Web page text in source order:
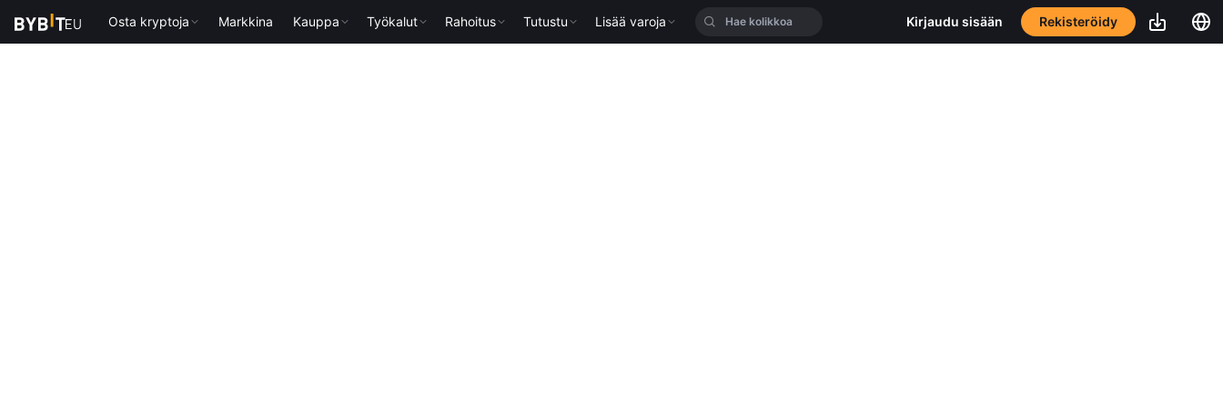
Osta kryptoja Markkina Kauppa Työkalut Rahoitus Tutustu Lisää varoja Kirjaudu sisään Rekisteröidy